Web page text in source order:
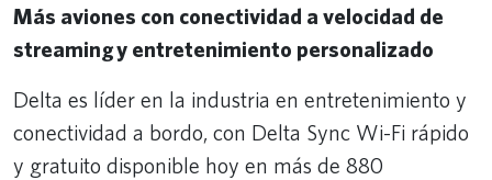
Más aviones con conectividad a velocidad de
streaming y entretenimiento personalizado
Delta es líder en la industria en entretenimiento y
conectividad a bordo, con Delta Sync Wi-Fi rápido
y gratuito disponible hoy en más de 880